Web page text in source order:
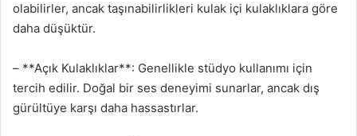
olabilirler, ancak taşınabilirlikleri kulak içi kulaklıklara göre
daha düşüktür.
– **Açık Kulaklıklar**: Genellikle stüdyo kullanımı için
tercih edilir. Doğal bir ses deneyimi sunarlar, ancak dış
gürültüye karşı daha hassastırlar.